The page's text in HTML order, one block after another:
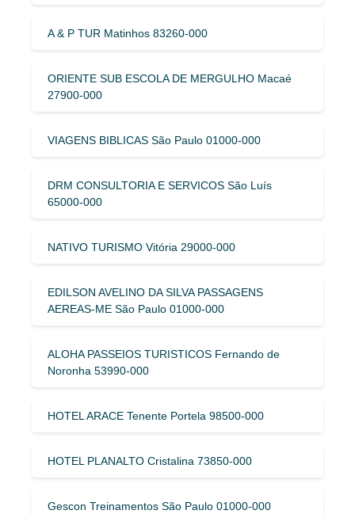
A & P TUR Matinhos 83260-000
ORIENTE SUB ESCOLA DE MERGULHO Macaé
27900-000
VIAGENS BIBLICAS São Paulo 01000-000
DRM CONSULTORIA E SERVICOS São Luís
65000-000
NATIVO TURISMO Vitória 29000-000
EDILSON AVELINO DA SILVA PASSAGENS
AEREAS-ME São Paulo 01000-000
ALOHA PASSEIOS TURISTICOS Fernando de
Noronha 53990-000
HOTEL ARACE Tenente Portela 98500-000
HOTEL PLANALTO Cristalina 73850-000
Gescon Treinamentos São Paulo 01000-000